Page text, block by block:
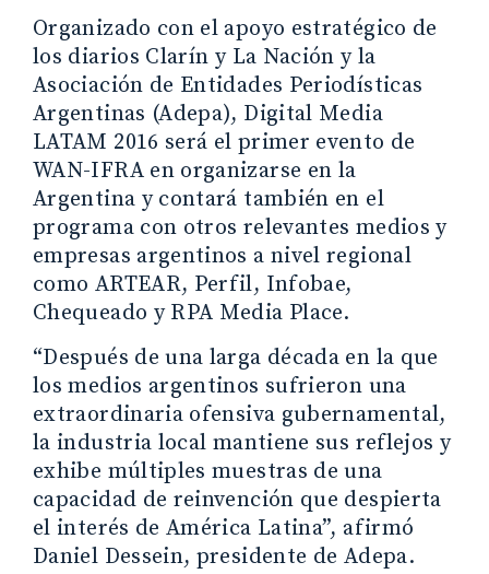
Organizado con el apoyo estratégico de
los diarios Clarín y La Nación y la
Asociación de Entidades Periodísticas
Argentinas (Adepa), Digital Media
LATAM 2016 será el primer evento de
WAN-IFRA en organizarse en la
Argentina y contará también en el
programa con otros relevantes medios y
empresas argentinos a nivel regional
como ARTEAR, Perfil, Infobae,
Chequeado y RPA Media Place.
“Después de una larga década en la que
los medios argentinos sufrieron una
extraordinaria ofensiva gubernamental,
la industria local mantiene sus reflejos y
exhibe múltiples muestras de una
capacidad de reinvención que despierta
el interés de América Latina”, afirmó
Daniel Dessein, presidente de Adepa.